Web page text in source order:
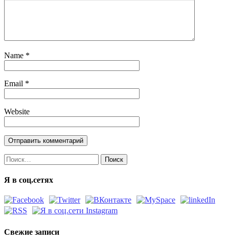
Name *
Email *
Website
Найти:
Я в соц.сетях
Свежие записи